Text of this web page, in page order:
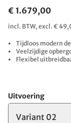
€ 1.679,00
incl. BTW, excl. €
Tijdloos modern
Veelzijdige
Flexibel
Uitvoering
Variant 02